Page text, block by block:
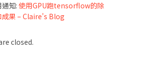
知: 使用GPU跑tensorflow的除
成果 – Claire's Blog
closed.